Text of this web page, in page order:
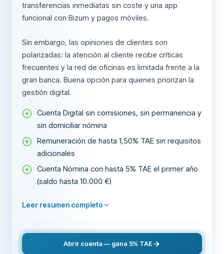
transferencias inmediatas sin coste y una app
funcional con Bizum y pagos móviles.
Sin embargo, las opiniones de clientes son
polarizadas: la atención al cliente recibe críticas
frecuentes y la red de oficinas es limitada frente a la
gran banca. Buena opción para quienes priorizan la
gestión digital.
Cuenta Digital sin comisiones, sin permanencia y
sin domiciliar nómina
Remuneración de hasta 1,50% TAE sin requisitos
adicionales
Cuenta Nómina con hasta 5% TAE el primer año
(saldo hasta 10.000 €)
Leer resumen completo
Abrir cuenta — gana 5% TAE